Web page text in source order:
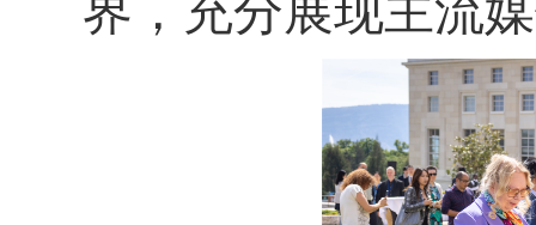
界，充分展现主流